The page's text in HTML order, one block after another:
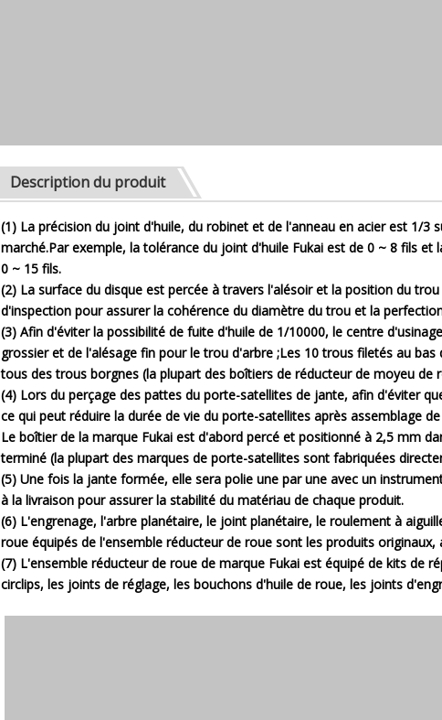
Description du produit
(1) La précision du joint d'huile, du robinet et de l'anneau en acier est 1/3
marché.Par exemple, la tolérance du joint d'huile Fukai est de 0 ~ 8 fils
0 ~ 15 fils.
(2) La surface du disque est percée à travers l'alésoir et la position du
d'inspection pour assurer la cohérence du diamètre du trou et la
(3) Afin d'éviter la possibilité de fuite d'huile de 1/10000, le centre
grossier et de l'alésage fin pour le trou d'arbre ;Les 10 trous filetés au
tous des trous borgnes (la plupart des boîtiers de réducteur de moyeu de
(4) Lors du perçage des pattes du porte-satellites de jante, afin d'éviter
ce qui peut réduire la durée de vie du porte-satellites après assemblage
Le boîtier de la marque Fukai est d'abord percé et positionné à 2,5 mm
terminé (la plupart des marques de porte-satellites sont fabriquées
(5) Une fois la jante formée, elle sera polie une par une avec un
à la livraison pour assurer la stabilité du matériau de chaque produit.
(6) L'engrenage, l'arbre planétaire, le joint planétaire, le roulement à
roue équipés de l'ensemble réducteur de roue sont les produits
(7) L'ensemble réducteur de roue de marque Fukai est équipé de kits de
circlips, les joints de réglage, les bouchons d'huile de roue, les joints